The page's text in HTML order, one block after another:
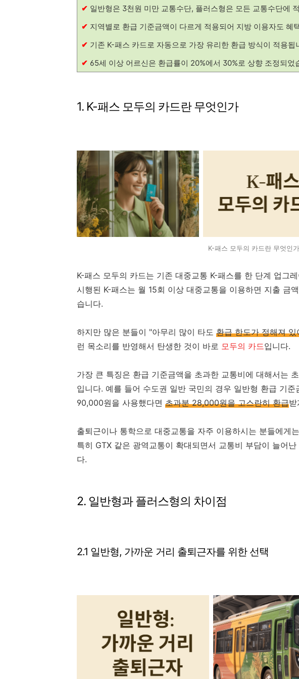
✔ 일반형은 3천원 미만 교통수단, 플러스형은 모든 교통수단에
✔ 지역별로 환급 기준금액이 다르게 적용되어 지방 이용자도 혜
✔ 기존 K-패스 카드로 자동으로 가장 유리한 환급 방식이 적용됩
✔ 65세 이상 어르신은 환급률이 20%에서 30%로 상향 조정되었
1. K-패스 모두의 카드란 무엇인가
K-패스 모두의 카드란 무엇인가
K-패스 모두의 카드는 기존 대중교통 K-패스를 한 단계 업그
시행된 K-패스는 월 15회 이상 대중교통을 이용하면 지출 금
습니다.
하지만 많은 분들이 "아무리 많이 타도 환급 한도가 정해져 있
런 목소리를 반영해서 탄생한 것이 바로 모두의 카드입니다.
가장 큰 특징은 환급 기준금액을 초과한 교통비에 대해서는
입니다. 예를 들어 수도권 일반 국민의 경우 일반형 환급 기
90,000원을 사용했다면 초과분 28,000원을 고스란히 환급
출퇴근이나 통학으로 대중교통을 자주 이용하시는 분들에게
특히 GTX 같은 광역교통이 확대되면서 교통비 부담이 늘어
다.
2. 일반형과 플러스형의 차이점
2.1 일반형, 가까운 거리 출퇴근자를 위한 선택